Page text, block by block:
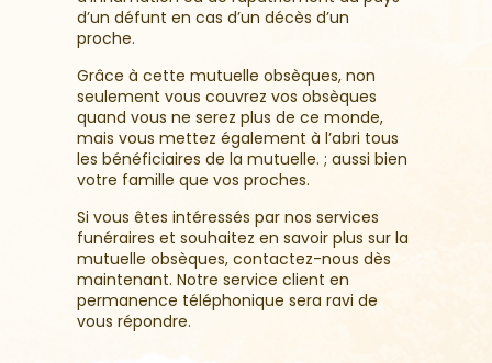
d’un défunt en cas d’un décès d’un
proche.
Grâce à cette mutuelle obsèques, non
seulement vous couvrez vos obsèques
quand vous ne serez plus de ce monde,
mais vous mettez également à l’abri tous
les bénéficiaires de la mutuelle. ; aussi bien
votre famille que vos proches.
Si vous êtes intéressés par nos services
funéraires et souhaitez en savoir plus sur la
mutuelle obsèques, contactez-nous dès
maintenant. Notre service client en
permanence téléphonique sera ravi de
vous répondre.